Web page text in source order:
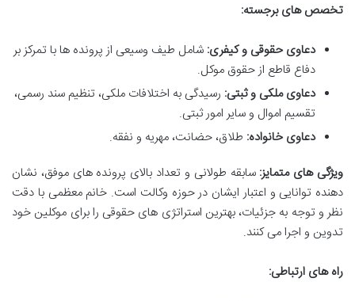
تخصص های برجسته:
دعاوی حقوقی و کیفری: شامل طیف وسیعی از پرونده ها با تمرکز بر
دفاع قاطع از حقوق موکل.
دعاوی ملکی و ثبتی: رسیدگی به اختلافات ملکی، تنظیم سند رسمی،
تقسیم اموال و سایر امور ثبتی.
دعاوی خانواده: طلاق، حضانت، مهریه و نفقه.
ویژگی های متمایز: سابقه طولانی و تعداد بالای پرونده های موفق، نشان
دهنده توانایی و اعتبار ایشان در حوزه وکالت است. خانم معظمی با دقت
نظر و توجه به جزئیات، بهترین استراتژی های حقوقی را برای موکلین خود
تدوین و اجرا می کنند.
راه های ارتباطی: